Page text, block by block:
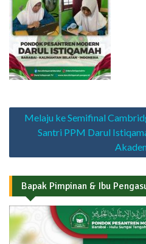
Navigasi
Melaju ke Semifinal
Santri PPM Darul
Bapak Pimpinan & Ibu